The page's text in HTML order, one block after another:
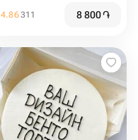
4.86311 8 800֏